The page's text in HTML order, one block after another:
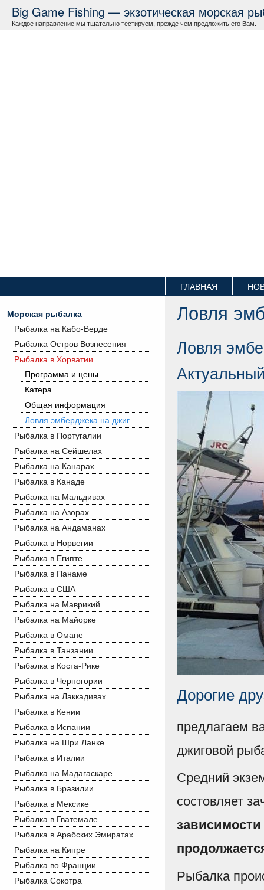
Big Game Fishing — экзотическая морская
Каждое направление мы тщательно тестируем, прежде чем предложить его Вам.
ГЛАВНАЯ
Морская рыбалка
Рыбалка на Кабо-Верде
Рыбалка Остров Вознесения
Рыбалка в Хорватии
Программа и цены
Катера
Общая информация
Ловля эмберджека на джиг
Рыбалка в Португалии
Рыбалка на Сейшелах
Рыбалка на Канарах
Рыбалка в Канаде
Рыбалка на Мальдивах
Рыбалка на Азорах
Рыбалка на Андаманах
Рыбалка в Норвегии
Рыбалка в Египте
Рыбалка в Панаме
Рыбалка в США
Рыбалка на Маврикий
Рыбалка на Майорке
Рыбалка в Омане
Рыбалка в Танзании
Рыбалка в Коста-Рике
Рыбалка в Черногории
Рыбалка на Лаккадивах
Рыбалка в Кении
Рыбалка в Испании
Рыбалка на Шри Ланке
Рыбалка в Италии
Рыбалка на Мадагаскаре
Рыбалка в Бразилии
Рыбалка в Мексике
Рыбалка в Гватемале
Рыбалка в Арабских Эмиратах
Рыбалка на Кипре
Рыбалка во Франции
Рыбалка Сокотра
Ловля
Ловля
Дорогие
предлагаем
джиговой
Средний
состовляет
Рыбалка